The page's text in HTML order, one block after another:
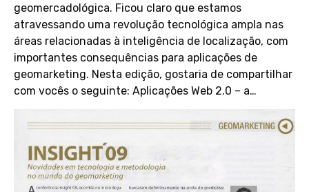
geomercadológica. Ficou claro que estamos
atravessando uma revolução tecnológica ampla nas
áreas relacionadas à inteligência de localização, com
importantes consequências para aplicações de
geomarketing. Nesta edição, gostaria de compartilhar
com vocês o seguinte: Aplicações Web 2.0 – a…